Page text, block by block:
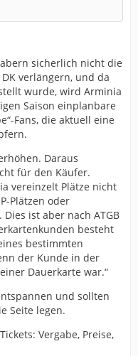
sicherlich nicht die
verlängern, und da
wurde, wird Arminia
Saison einplanbare
Fans, die aktuell eine
Daraus
für den Käufer.
vereinzelt Plätze nicht
Plätzen oder
ist aber nach ATGB
besteht
bestimmten
der Kunde in der
Dauerkarte war.“
und sollten
Seite legen.
Vergabe, Preise,